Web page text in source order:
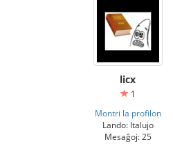
licx
1
Montri la profilon
Lando: Italujo
Mesaĝoj: 25